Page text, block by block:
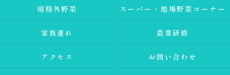
規格外野菜 スーパー・地場野菜コーナー
家族連れ 農業研修
アクセス お問い合わせ